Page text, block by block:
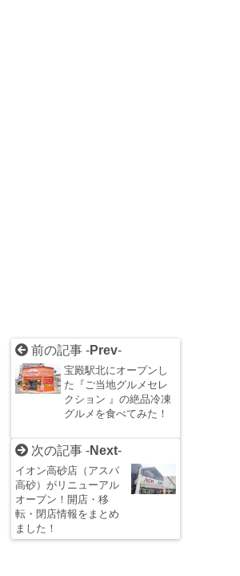
前の記事 -Prev-
宝殿駅北にオープンし
た『ご当地グルメセレ
クション 』の絶品冷凍
グルメを食べてみた！
次の記事 -Next-
イオン高砂店（アスパ
高砂）がリニューアル
オープン！開店・移
転・閉店情報をまとめ
ました！